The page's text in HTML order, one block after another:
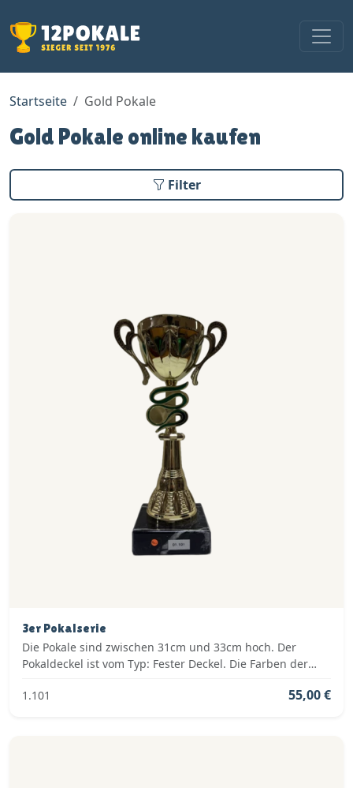
Startseite Gold Pokale
Gold Pokale online kaufen
Filter
3er Pokalserie
Die Pokale sind zwischen 31cm und 33cm hoch. Der
Pokaldeckel ist vom Typ: Fester Deckel. Die Farben der
1.101
55,00 €